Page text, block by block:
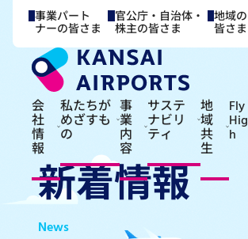
事業パート
ナーの皆さま
官公庁・自治体・
株主の皆さま
地域の
皆さま
会
社
情
報
私たちが
めざすも
の
事
業
内
容
サステ
ナビリ
ティ
地
域
共
生
Fly
Hig
h
新着情報
News